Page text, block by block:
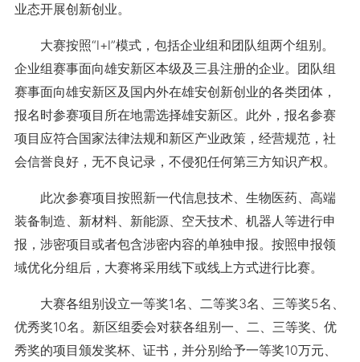
业态开展创新创业。
大赛按照“l+l”模式，包括企业组和团队组两个组别。
企业组赛事面向雄安新区本级及三县注册的企业。团队组
赛事面向雄安新区及国内外在雄安创新创业的各类团体，
报名时参赛项目所在地需选择雄安新区。此外，报名参赛
项目应符合国家法律法规和新区产业政策，经营规范，社
会信誉良好，无不良记录，不侵犯任何第三方知识产权。
此次参赛项目按照新一代信息技术、生物医药、高端
装备制造、新材料、新能源、空天技术、机器人等进行申
报，涉密项目或者包含涉密内容的单独申报。按照申报领
域优化分组后，大赛将采用线下或线上方式进行比赛。
大赛各组别设立一等奖1名、二等奖3名、三等奖5名、
优秀奖10名。新区组委会对获各组别一、二、三等奖、优
秀奖的项目颁发奖杯、证书，并分别给予一等奖10万元、